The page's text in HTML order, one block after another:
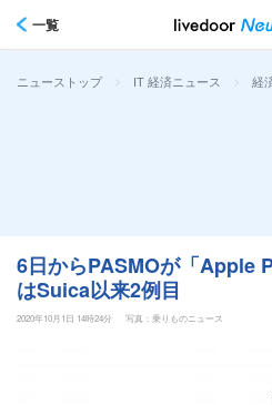
一覧
ニューストップ > IT 経済ニュース > 経
6日からPASMOが「Apple
はSuica以来2例目
2020年10月1日 14時24分
写真：乗りものニュース